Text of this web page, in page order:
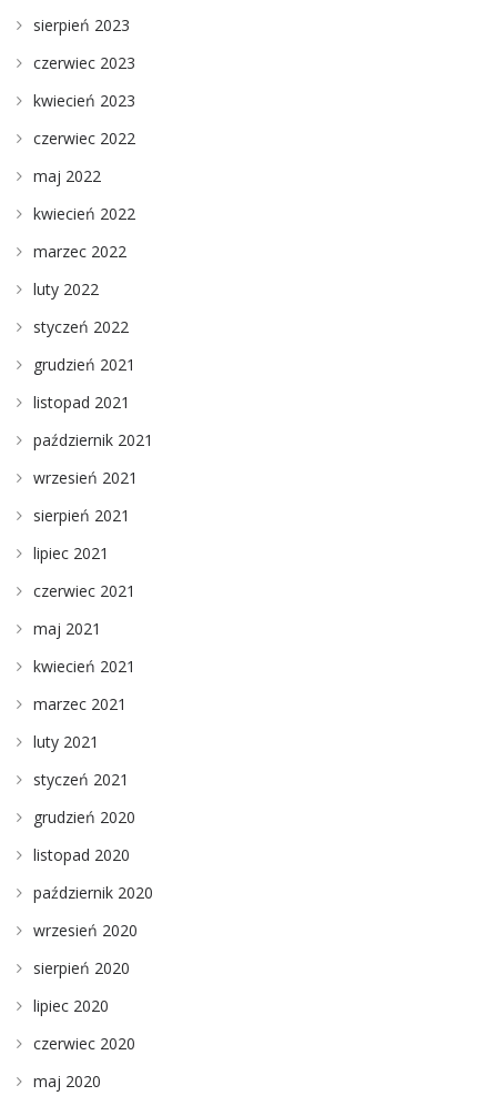
sierpień 2023
czerwiec 2023
kwiecień 2023
czerwiec 2022
maj 2022
kwiecień 2022
marzec 2022
luty 2022
styczeń 2022
grudzień 2021
listopad 2021
październik 2021
wrzesień 2021
sierpień 2021
lipiec 2021
czerwiec 2021
maj 2021
kwiecień 2021
marzec 2021
luty 2021
styczeń 2021
grudzień 2020
listopad 2020
październik 2020
wrzesień 2020
sierpień 2020
lipiec 2020
czerwiec 2020
maj 2020